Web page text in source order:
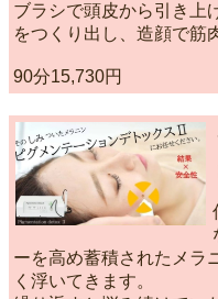
ブラシで頭皮から引き上
をつくり出し、造顔で筋
90分15,730円
ーを高め蓄積されたメラ
く浮いてきます。